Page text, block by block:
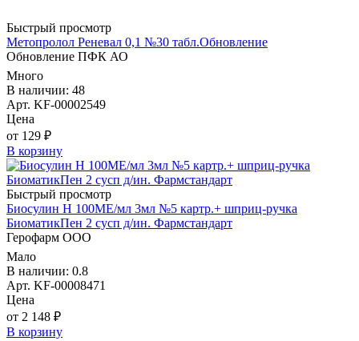
Быстрый просмотр
Метопролол Реневал 0,1 №30 табл.Обновление
Обновление ПФК АО
Много
В наличии: 48
Арт. KF-00002549
Цена
от 129 ₽
В корзину
Быстрый просмотр
Биосулин Н 100МЕ/мл 3мл №5 картр.+ шприц-ручка
БиоматикПен 2 сусп д/ин. Фармстандарт
Герофарм ООО
Мало
В наличии: 0.8
Арт. KF-00008471
Цена
от 2 148 ₽
В корзину